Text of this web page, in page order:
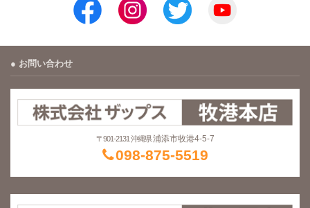
お問い合わせ
〒901-2131 沖縄県 浦添市牧港4-5-7
098-875-5519